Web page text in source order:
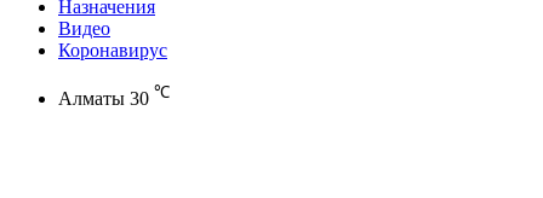
Назначения
Видео
Коронавирус
Алматы 30 ℃